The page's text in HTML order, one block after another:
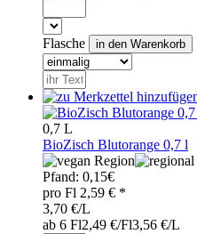
Flasche
0,7 L
BioZisch Blutorange 0,7 l
Region
Pfand: 0,15€
pro Fl 2,59 € *
3,70 €/L
ab 6 Fl2,49 €/Fl3,56 €/L